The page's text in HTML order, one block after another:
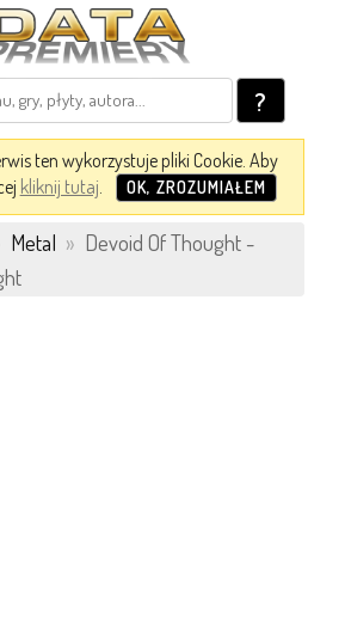
?
ten wykorzystuje pliki Cookie. Aby
kliknij tutaj. OK, ZROZUMIAŁEM
Metal » Devoid Of Thought -